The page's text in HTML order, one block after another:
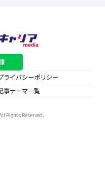
ライバシーポリシー
事テーマ一覧
Rights Reserved.